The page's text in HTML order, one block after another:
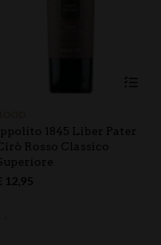
1845 Liber Pater
Rosso Classico
12,95